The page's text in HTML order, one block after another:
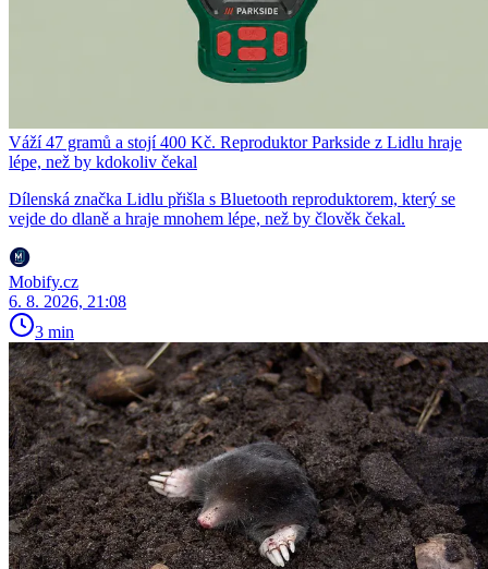
Váží 47 gramů a stojí 400 Kč. Reproduktor Parkside z Lidlu hraje
lépe, než by kdokoliv čekal
Dílenská značka Lidlu přišla s Bluetooth reproduktorem, který se
vejde do dlaně a hraje mnohem lépe, než by člověk čekal.
Mobify.cz
6. 8. 2026, 21:08
3 min